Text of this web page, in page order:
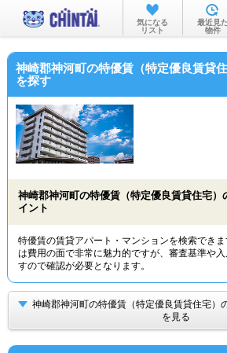
お部屋を探す
沿線・駅か
不動産会社
気になる
リスト
最近見た
物件
神崎郡神河町の特優賃（特定優良賃貸
を探す
神崎郡神河町の特優賃（特定優良賃貸住宅）
イント
特優賃の賃貸アパート・マンションを検索でき
は費用の面で非常に魅力的ですが、審査基準や
すので確認が必要となります。
神崎郡神河町の特優賃（特定優良賃貸住宅）
を見る